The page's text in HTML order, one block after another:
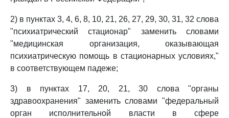
2) в пунктах 3, 4, 6, 8, 10, 21, 26, 27, 29, 30, 31, 32 слова
"психиатрический стационар" заменить словами
"медицинская организация, оказывающая
психиатрическую помощь в стационарных условиях,"
в соответствующем падеже;
3) в пунктах 17, 20, 21, 30 слова "органы
здравоохранения" заменить словами "федеральный
орган исполнительной власти в сфере